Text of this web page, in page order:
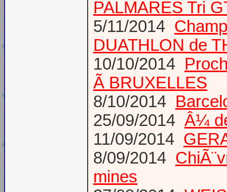
PALMARES Tri
5/11/2014
DUATHLON de
10/10/2014
Ã BRUXELLES
8/10/2014
25/09/2014 Â¼
11/09/2014
8/09/2014
mines